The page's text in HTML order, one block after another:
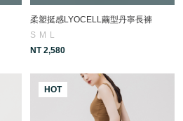
柔塑挺感LYOCELL繭型丹寧長褲
S M L
NT 2,580
HOT